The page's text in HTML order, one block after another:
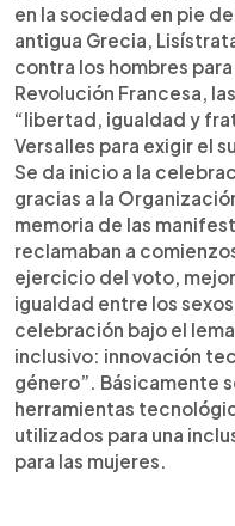
en la sociedad en pie
antigua Grecia,
contra los hombres
Revolución Francesa,
“libertad, igualdad y
Versalles para exigir el
Se da inicio a la
gracias a la
memoria de las
reclamaban a
ejercicio del voto,
igualdad entre los
celebración bajo el
inclusivo: innovación
género”. Básicamente
herramientas
utilizados para una
para las mujeres.